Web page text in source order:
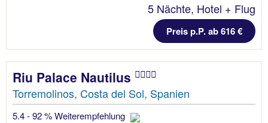
5 Nächte, Hotel + Flug
Preis p.P. ab 616 €
Riu Palace Nautilus
Torremolinos, Costa del Sol, Spanien
5.4 - 92 % Weiterempfehlung